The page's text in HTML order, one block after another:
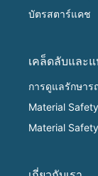
บัตรสตาร์แคช
เคล็ดลับและ
การดูแลรักษาร
Material
Material